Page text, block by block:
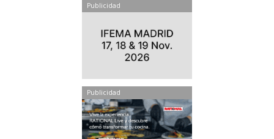
Publicidad
Publicidad